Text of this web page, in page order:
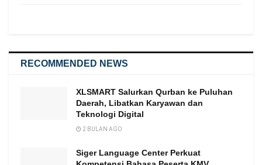
RECOMMENDED NEWS
XLSMART Salurkan Qurban ke Puluhan
Daerah, Libatkan Karyawan dan
Teknologi Digital
2 BULAN AGO
Siger Language Center Perkuat